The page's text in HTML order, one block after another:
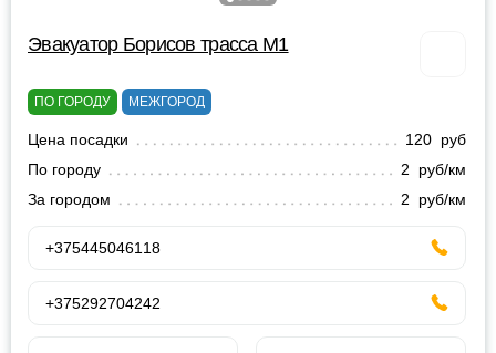
Эвакуатор Борисов трасса М1
ПО ГОРОДУ МЕЖГОРОД
Цена посадки
120 руб
По городу
2 руб/км
За городом
2 руб/км
+375445046118
+375292704242